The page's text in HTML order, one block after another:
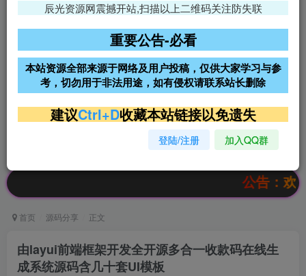
免费领支付宝红包
腾讯轻量4核4G3M服务器38元/
阿里云2核2G200M服务器68元/
年
雨云高防免备案服务器
超低价文字广告位招租 超低价文字广告位招租
超低价文字广告位招租
公告：欢迎访问
首页 源码分享 正文
由layui前端框架开发全开源多合一收款码在线生
成系统源码含几十套UI模板
辰光资源网震撼开站,扫描以上二维码关注防失联
重要公告-必看
本站资源全部来源于网络及用户投稿，仅供大家学习与参
考，切勿用于非法用途，如有侵权请联系站长删除
建议Ctrl+D收藏本站链接以免遗失
登陆/注册 加入QQ群